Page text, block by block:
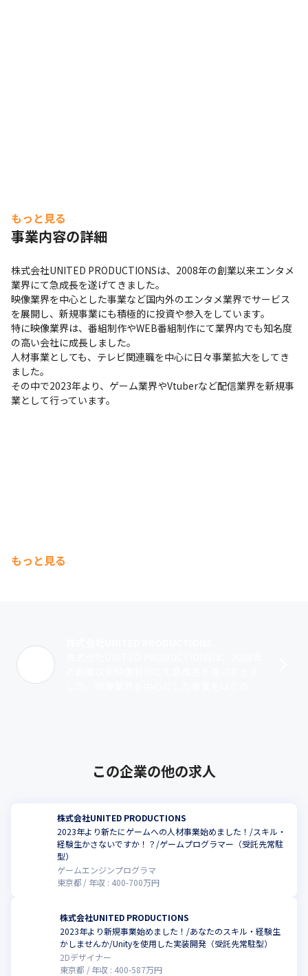
もっと見る
事業内容の詳細
株式会社UNITED PRODUCTIONSは、2008年の創業以来エンタメ
業界にて急成長を遂げてきました。
映像業界を中心とした事業など国内外のエンタメ業界でサービス
を展開し、新規事業にも積極的に投資や参入をしています。
特に映像業界は、番組制作やWEB番組制作にて業界内でも知名度
の高い会社に成長しました。
人材事業としても、テレビ関連職を中心に日々事業拡大をしてき
ました。
その中で2023年より、ゲーム業界やVtuberなど配信業界を新規事
業として行っています。
もっと見る
この企業の他の求人
株式会社UNITED PRODUCTIONS
2023年より新たにゲームへの人材事業始めました！/スキル・
経験生かさないですか！？/ゲームプログラマー（受託先常駐
型）
ゲームエンジンプログラマ
東京都
年収 : 400-700万円
株式会社UNITED PRODUCTIONS
2023年より新規事業始めました！/あなたのスキル・経験生
かしませんか/Unityを使用した実装開発（受託先常駐型）
2Dデザイナー
東京都
年収 : 400-587万円